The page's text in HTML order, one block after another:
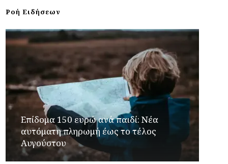
Ροή Ειδήσεων
Επίδομα 150 ευρώ ανά παιδί: Νέα
αυτόματη πληρωμή έως το τέλος
Αυγούστου